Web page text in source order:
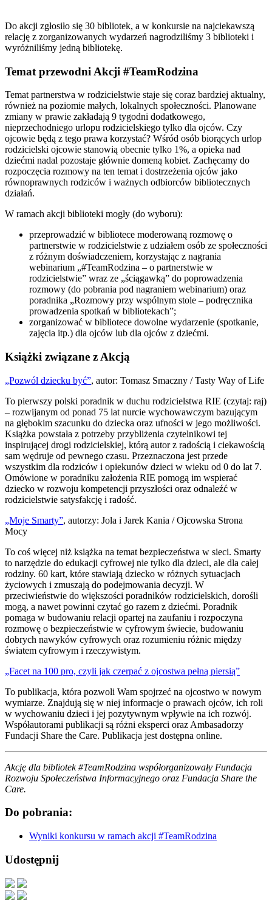
Do akcji zgłosiło się 30 bibliotek, a w konkursie na najciekawszą
relację z zorganizowanych wydarzeń nagrodziliśmy 3 biblioteki i
wyróżniliśmy jedną bibliotekę.
Temat przewodni Akcji #TeamRodzina
Temat partnerstwa w rodzicielstwie staje się coraz bardziej aktualny,
również na poziomie małych, lokalnych społeczności. Planowane
zmiany w prawie zakładają 9 tygodni dodatkowego,
nieprzechodniego urlopu rodzicielskiego tylko dla ojców. Czy
ojcowie będą z tego prawa korzystać? Wśród osób biorących urlop
rodzicielski ojcowie stanowią obecnie tylko 1%, a opieka nad
dziećmi nadal pozostaje głównie domeną kobiet. Zachęcamy do
rozpoczęcia rozmowy na ten temat i dostrzeżenia ojców jako
równoprawnych rodziców i ważnych odbiorców bibliotecznych
działań.
W ramach akcji biblioteki mogły (do wyboru):
przeprowadzić w bibliotece moderowaną rozmowę o
partnerstwie w rodzicielstwie z udziałem osób ze społeczności
z różnym doświadczeniem, korzystając z nagrania
webinarium „#TeamRodzina – o partnerstwie w
rodzicielstwie” wraz ze „ściągawką” do poprowadzenia
rozmowy (do pobrania pod nagraniem webinarium) oraz
poradnika „Rozmowy przy wspólnym stole – podręcznika
prowadzenia spotkań w bibliotekach”;
zorganizować w bibliotece dowolne wydarzenie (spotkanie,
zajęcia itp.) dla ojców lub dla ojców z dziećmi.
Książki związane z Akcją
„Pozwól dziecku być”, autor: Tomasz Smaczny / Tasty Way of Life
To pierwszy polski poradnik w duchu rodzicielstwa RIE (czytaj: raj)
– rozwijanym od ponad 75 lat nurcie wychowawczym bazującym
na głębokim szacunku do dziecka oraz ufności w jego możliwości.
Książka powstała z potrzeby przybliżenia czytelnikowi tej
inspirującej drogi rodzicielskiej, którą autor z radością i ciekawością
sam wędruje od pewnego czasu. Przeznaczona jest przede
wszystkim dla rodziców i opiekunów dzieci w wieku od 0 do lat 7.
Omówione w poradniku założenia RIE pomogą im wspierać
dziecko w rozwoju kompetencji przyszłości oraz odnaleźć w
rodzicielstwie satysfakcję i radość.
„Moje Smarty”, autorzy: Jola i Jarek Kania / Ojcowska Strona
Mocy
To coś więcej niż książka na temat bezpieczeństwa w sieci. Smarty
to narzędzie do edukacji cyfrowej nie tylko dla dzieci, ale dla całej
rodziny. 60 kart, które stawiają dziecko w różnych sytuacjach
życiowych i zmuszają do podejmowania decyzji. W
przeciwieństwie do większości poradników rodzicielskich, dorośli
mogą, a nawet powinni czytać go razem z dziećmi. Poradnik
pomaga w budowaniu relacji opartej na zaufaniu i rozpoczyna
rozmowę o bezpieczeństwie w cyfrowym świecie, budowaniu
dobrych nawyków cyfrowych oraz rozumieniu różnic między
światem cyfrowym i rzeczywistym.
„Facet na 100 pro, czyli jak czerpać z ojcostwa pełną piersią​”
To publikacja, która pozwoli Wam spojrzeć na ojcostwo w nowym
wymiarze. Znajdują się w niej informacje o prawach ojców, ich roli
w wychowaniu dzieci i jej pozytywnym wpływie na ich rozwój.
Współautorami publikacji są różni eksperci oraz Ambasadorzy
Fundacji Share the Care. Publikacja jest dostępna online.
Akcję dla bibliotek #TeamRodzina współorganizowały Fundacja
Rozwoju Społeczeństwa Informacyjnego oraz Fundacja Share the
Care.
Do pobrania:
Wyniki konkursu w ramach akcji #TeamRodzina
Udostępnij